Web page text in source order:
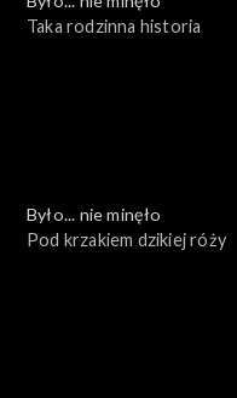
Taka rodzinna historia
Było... nie minęło
Pod krzakiem dzikiej róży